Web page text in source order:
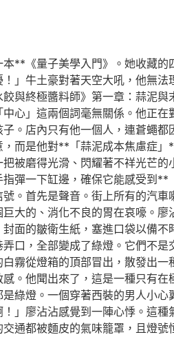
**《量子美學入門》。她收藏
」牛土豪對著天空大吼，他無
與終極醬料師》第一章：蒜泥
心」這兩個詞毫無關係。他正
。店內只有他一個人，連蒼蠅
而是他對**「蒜泥成本焦慮症
被磨得光滑、閃耀著不祥光芒
彈一下缸邊，確保它能感受到
號。首先是聲音。街上所有的
大的、消化不良的胃在哀嚎。
面的皺衛生紙，塞進口袋以備
口，全部變成了綠燈。它們不
霧從燈箱的頂部冒出，散發
。他聞出來了，這是一種只有
綠燈。一個穿著西裝的男人小
」廖沾沾感覺到一陣心悸。這
交通都被麵皮的氣味籠罩，且燈